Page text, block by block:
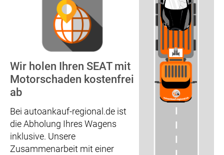
Wir holen Ihren SEAT mit
Motorschaden kostenfrei
ab
Bei autoankauf-regional.de ist
die Abholung Ihres Wagens
inklusive. Unsere
Zusammenarbeit mit einer